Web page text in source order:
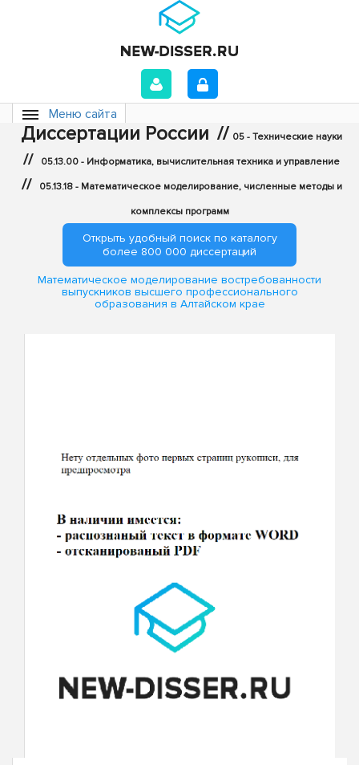
Меню сайта
Диссертации России // 05 - Технические науки
// 05.13.00 - Информатика, вычислительная техника и управление
// 05.13.18 - Математическое моделирование, численные методы и
комплексы программ
Открыть удобный поиск по каталогу
более 800 000 диссертаций
Математическое моделирование востребованности
выпускников высшего профессионального
образования в Алтайском крае